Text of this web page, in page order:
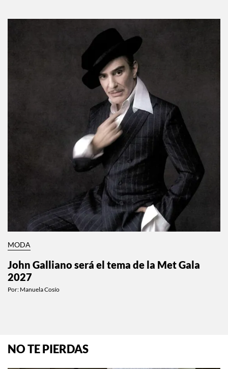
MODA
John Galliano será el tema de la Met Gala
2027
Por: Manuela Cosío
NO TE PIERDAS